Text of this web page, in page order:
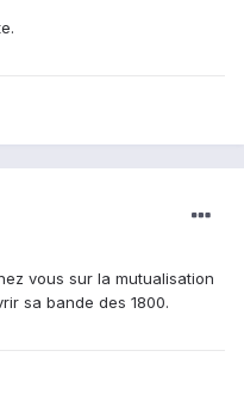
vous sur la mutualisation
sa bande des 1800.